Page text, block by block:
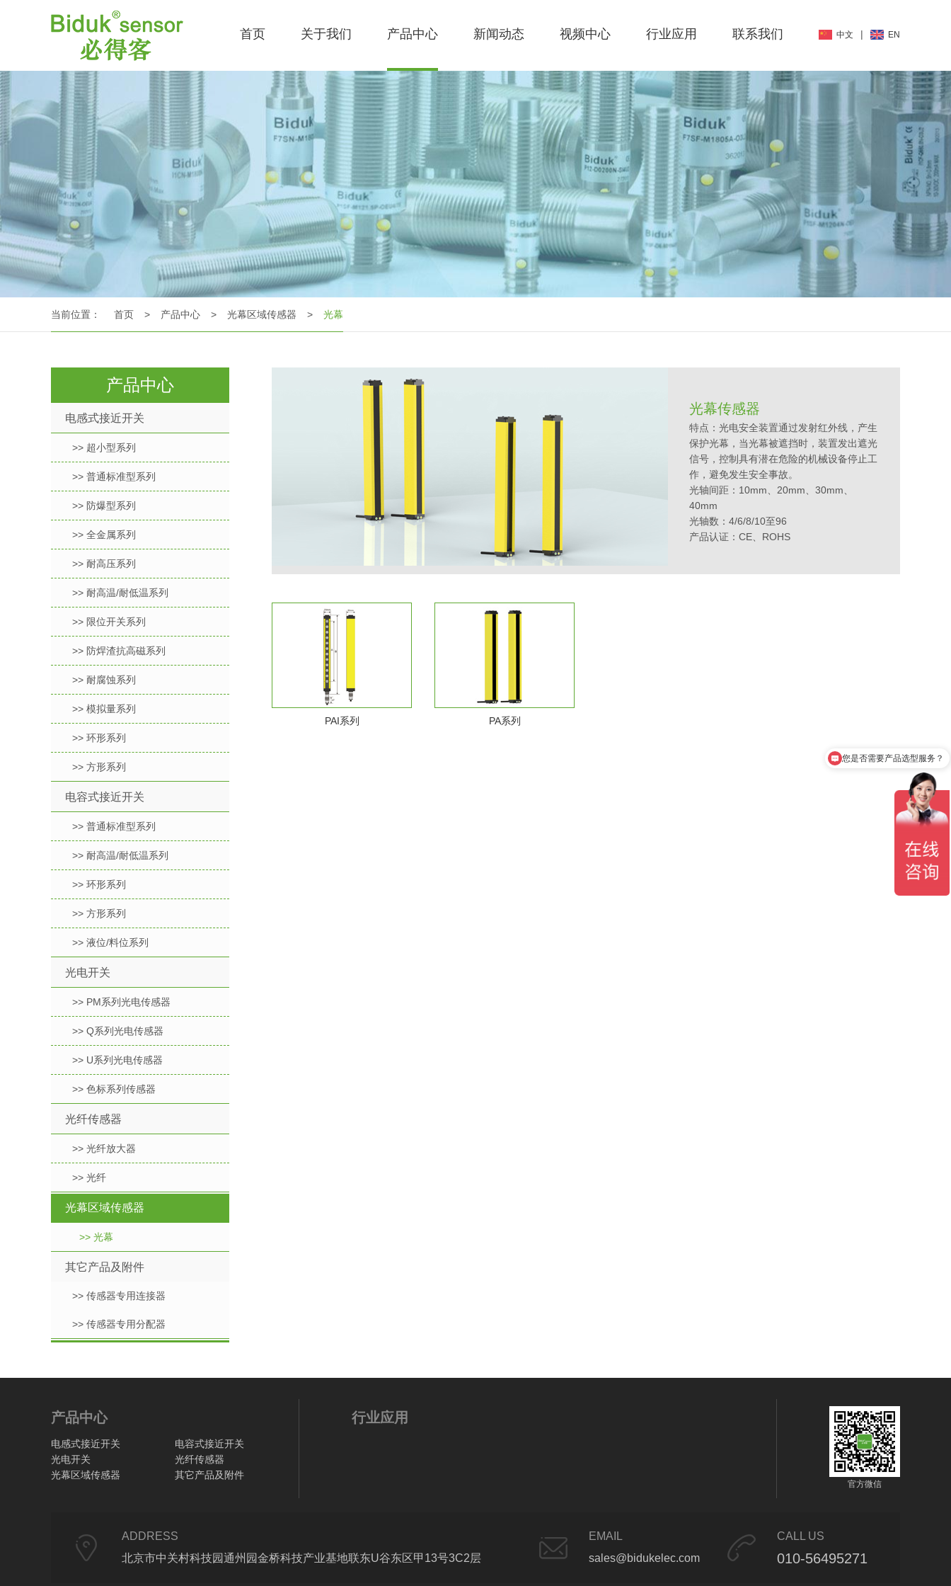
首页 关于我们 产品中心 新闻动态 视频中心 行业应用 联系我们 中文 | EN
当前位置： 首页 > 产品中心 > 光幕区域传感器 > 光幕
产品中心
电感式接近开关
>> 超小型系列
>> 普通标准型系列
>> 防爆型系列
>> 全金属系列
>> 耐高压系列
>> 耐高温/耐低温系列
>> 限位开关系列
>> 防焊渣抗高磁系列
>> 耐腐蚀系列
>> 模拟量系列
>> 环形系列
>> 方形系列
电容式接近开关
>> 普通标准型系列
>> 耐高温/耐低温系列
>> 环形系列
>> 方形系列
>> 液位/料位系列
光电开关
>> PM系列光电传感器
>> Q系列光电传感器
>> U系列光电传感器
>> 色标系列传感器
光纤传感器
>> 光纤放大器
>> 光纤
光幕区域传感器
>> 光幕
其它产品及附件
>> 传感器专用连接器
>> 传感器专用分配器
光幕传感器
特点： 光电安全装置通过发射红外线，产生
保护光幕，当光幕被遮挡时，装置发出遮光
信号，控制具有潜在危险的机械设备停止工
作，避免发生安全事故。
光轴间距：10mm、20mm、30mm、
40mm
光轴数：4/6/8/10至96
产品认证：CE
ROHS
PAI系列 PA系列
产品中心
电感式接近开关
电容式接近开关
光电开关
光纤传感器
光幕区域传感器
其它产品及附件
行业应用
官方微信
ADDRESS
北京市中关村科技园通州园金桥科技产业基地联东U谷东区甲13号3C2层
EMAIL
sales@bidukelec.com
CALL US
010-56495271
您是否需要产品选型服务？